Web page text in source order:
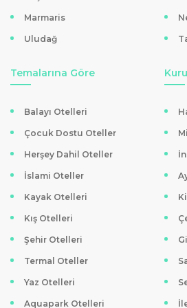
turları, detaylı programları ve
hizmetiyle öne çıkıyor. Katılımcılar
ve bölgeye özgü lezzetler tur
Bunları Biliyor Muydunuz?
Kars kış aylarında Türkiye’nin en
Çıldır Gölü, yılın büyük
Marmaris
Uludağ
Temalarına Göre
Balayı Otelleri
Çocuk Dostu Oteller
Herşey Dahil Oteller
İslami Oteller
Kayak Otelleri
Kış Otelleri
Şehir Otelleri
Termal Oteller
Yaz Otelleri
Aquapark Otelleri